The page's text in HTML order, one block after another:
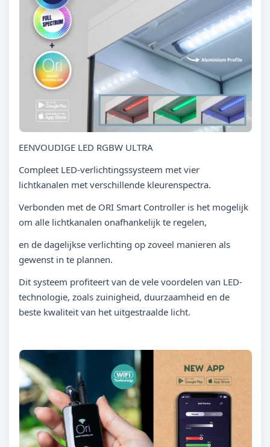
EENVOUDIGE LED RGBW ULTRA
Compleet LED-verlichtingssysteem met vier
lichtkanalen met verschillende kleurenspectra.
Verbonden met de ORI Smart Controller is het mogelijk
om alle lichtkanalen onafhankelijk te regelen,
en de dagelijkse verlichting op zoveel manieren als
gewenst in te plannen.
Dit systeem profiteert van de vele voordelen van LED-
technologie, zoals zuinigheid, duurzaamheid en de
beste kwaliteit van het uitgestraalde licht.